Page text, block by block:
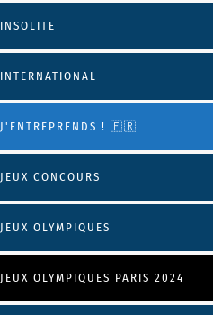
INSOLITE
INTERNATIONAL
J'ENTREPRENDS ! 🇫🇷
JEUX CONCOURS
JEUX OLYMPIQUES
JEUX OLYMPIQUES PARIS 2024